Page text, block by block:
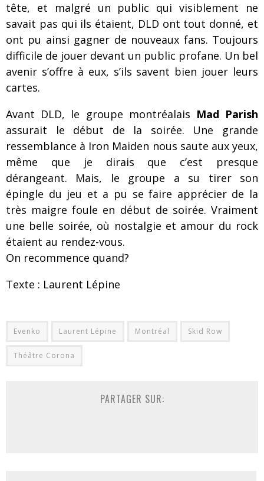
tête, et malgré un public qui visiblement ne
savait pas qui ils étaient, DLD ont tout donné, et
ont pu ainsi gagner de nouveaux fans. Toujours
difficile de jouer devant un public profane. Un bel
avenir s’offre à eux, s’ils savent bien jouer leurs
cartes.
Avant DLD, le groupe montréalais Mad Parish
assurait le début de la soirée. Une grande
ressemblance à Iron Maiden nous saute aux yeux,
même que je dirais que c’est presque
dérangeant. Mais, le groupe a su tirer son
épingle du jeu et a pu se faire apprécier de la
très maigre foule en début de soirée. Vraiment
une belle soirée, où nostalgie et amour du rock
étaient au rendez-vous.
On recommence quand?
Texte : Laurent Lépine
Evenko Laurent Lépine Montréal Skid Row
Théâtre Corona
PARTAGER SUR: